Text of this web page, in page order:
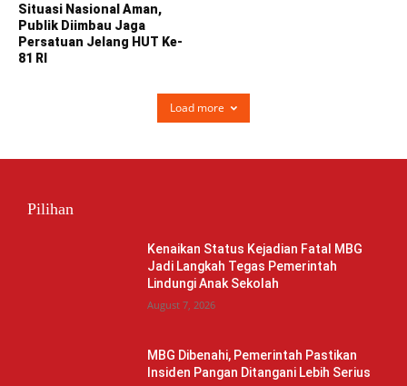
Situasi Nasional Aman,
Publik Diimbau Jaga
Persatuan Jelang HUT Ke-
81 RI
Load more
Pilihan
Kenaikan Status Kejadian Fatal MBG
Jadi Langkah Tegas Pemerintah
Lindungi Anak Sekolah
August 7, 2026
MBG Dibenahi, Pemerintah Pastikan
Insiden Pangan Ditangani Lebih Serius